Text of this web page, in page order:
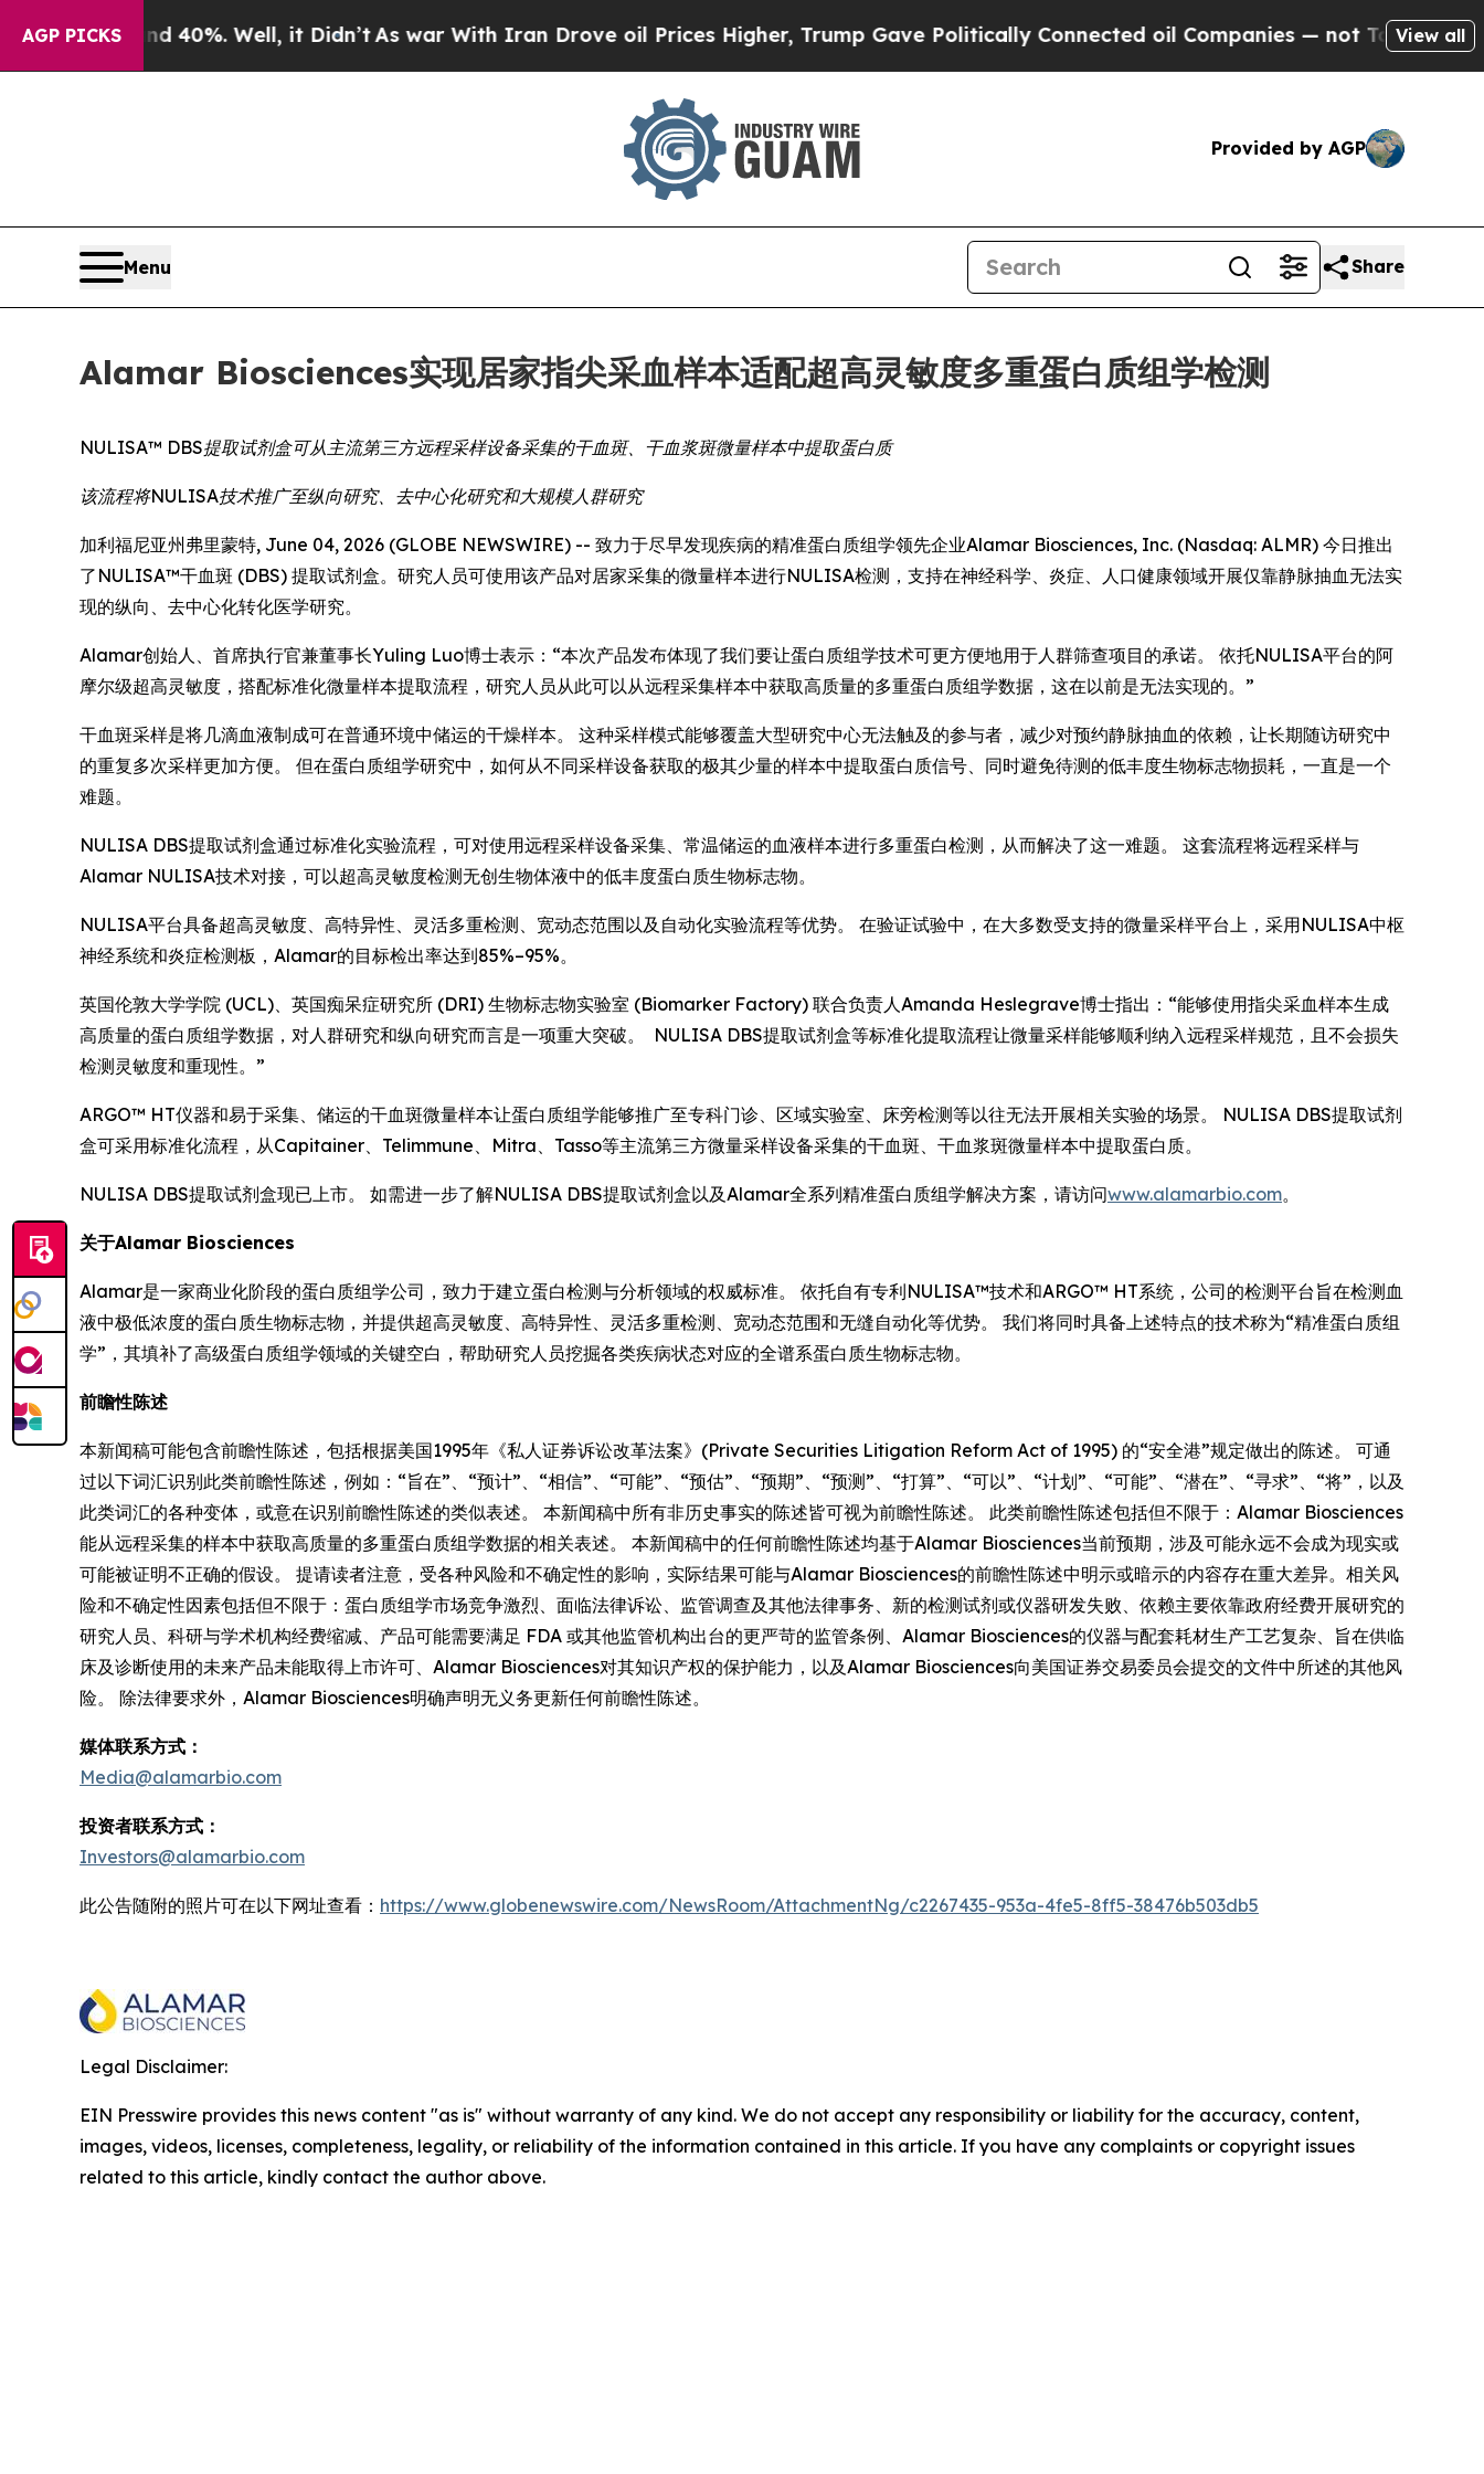
AGP PICKS40%. Well, it Didn’t As war With Iran Drove oil Prices Higher, Trump Gave Politically Connected oil Companies — not Taxpayers — the
View all
Provided by AGP
Menu Share
Alamar Biosciences实现居家指尖采血样本适配超高灵敏度多重蛋白质组学检测
NULISA™ DBS提取试剂盒可从主流第三方远程采样设备采集的干血斑、干血浆斑微量样本中提取蛋白质
该流程将NULISA技术推广至纵向研究、去中心化研究和大规模人群研究
加利福尼亚州弗里蒙特, June 04, 2026 (GLOBE NEWSWIRE) -- 致力于尽早发现疾病的精准蛋白质组学领先企业Alamar Biosciences, Inc. (Nasdaq: ALMR) 今日推出
了NULISA™干血斑 (DBS) 提取试剂盒。研究人员可使用该产品对居家采集的微量样本进行NULISA检测，支持在神经科学、炎症、人口健康领域开展仅靠静脉抽血无法实
现的纵向、去中心化转化医学研究。
Alamar创始人、首席执行官兼董事长Yuling Luo博士表示：“本次产品发布体现了我们要让蛋白质组学技术可更方便地用于人群筛查项目的承诺。 依托NULISA平台的阿
摩尔级超高灵敏度，搭配标准化微量样本提取流程，研究人员从此可以从远程采集样本中获取高质量的多重蛋白质组学数据，这在以前是无法实现的。”
干血斑采样是将几滴血液制成可在普通环境中储运的干燥样本。 这种采样模式能够覆盖大型研究中心无法触及的参与者，减少对预约静脉抽血的依赖，让长期随访研究中
的重复多次采样更加方便。 但在蛋白质组学研究中，如何从不同采样设备获取的极其少量的样本中提取蛋白质信号、同时避免待测的低丰度生物标志物损耗，一直是一个
难题。
NULISA DBS提取试剂盒通过标准化实验流程，可对使用远程采样设备采集、常温储运的血液样本进行多重蛋白检测，从而解决了这一难题。 这套流程将远程采样与
Alamar NULISA技术对接，可以超高灵敏度检测无创生物体液中的低丰度蛋白质生物标志物。
NULISA平台具备超高灵敏度、高特异性、灵活多重检测、宽动态范围以及自动化实验流程等优势。 在验证试验中，在大多数受支持的微量采样平台上，采用NULISA中枢
神经系统和炎症检测板，Alamar的目标检出率达到85%–95%。
英国伦敦大学学院 (UCL)、英国痴呆症研究所 (DRI) 生物标志物实验室 (Biomarker Factory) 联合负责人Amanda Heslegrave博士指出：“能够使用指尖采血样本生成
高质量的蛋白质组学数据，对人群研究和纵向研究而言是一项重大突破。 NULISA DBS提取试剂盒等标准化提取流程让微量采样能够顺利纳入远程采样规范，且不会损失
检测灵敏度和重现性。”
ARGO™ HT仪器和易于采集、储运的干血斑微量样本让蛋白质组学能够推广至专科门诊、区域实验室、床旁检测等以往无法开展相关实验的场景。 NULISA DBS提取试剂
盒可采用标准化流程，从Capitainer、Telimmune、Mitra、Tasso等主流第三方微量采样设备采集的干血斑、干血浆斑微量样本中提取蛋白质。
NULISA DBS提取试剂盒现已上市。 如需进一步了解NULISA DBS提取试剂盒以及Alamar全系列精准蛋白质组学解决方案，请访问www.alamarbio.com。
关于Alamar Biosciences
Alamar是一家商业化阶段的蛋白质组学公司，致力于建立蛋白检测与分析领域的权威标准。 依托自有专利NULISA™技术和ARGO™ HT系统，公司的检测平台旨在检测血
液中极低浓度的蛋白质生物标志物，并提供超高灵敏度、高特异性、灵活多重检测、宽动态范围和无缝自动化等优势。 我们将同时具备上述特点的技术称为“精准蛋白质组
学”，其填补了高级蛋白质组学领域的关键空白，帮助研究人员挖掘各类疾病状态对应的全谱系蛋白质生物标志物。
前瞻性陈述
本新闻稿可能包含前瞻性陈述，包括根据美国1995年《私人证券诉讼改革法案》(Private Securities Litigation Reform Act of 1995) 的“安全港”规定做出的陈述。 可通
过以下词汇识别此类前瞻性陈述，例如：“旨在”、“预计”、“相信”、“可能”、“预估”、“预期”、“预测”、“打算”、“可以”、“计划”、“可能”、“潜在”、“寻求”、“将”，以及
此类词汇的各种变体，或意在识别前瞻性陈述的类似表述。 本新闻稿中所有非历史事实的陈述皆可视为前瞻性陈述。 此类前瞻性陈述包括但不限于：Alamar Biosciences
能从远程采集的样本中获取高质量的多重蛋白质组学数据的相关表述。 本新闻稿中的任何前瞻性陈述均基于Alamar Biosciences当前预期，涉及可能永远不会成为现实或
可能被证明不正确的假设。 提请读者注意，受各种风险和不确定性的影响，实际结果可能与Alamar Biosciences的前瞻性陈述中明示或暗示的内容存在重大差异。相关风
险和不确定性因素包括但不限于：蛋白质组学市场竞争激烈、面临法律诉讼、监管调查及其他法律事务、新的检测试剂或仪器研发失败、依赖主要依靠政府经费开展研究的
研究人员、科研与学术机构经费缩减、产品可能需要满足 FDA 或其他监管机构出台的更严苛的监管条例、Alamar Biosciences的仪器与配套耗材生产工艺复杂、旨在供临
床及诊断使用的未来产品未能取得上市许可、Alamar Biosciences对其知识产权的保护能力，以及Alamar Biosciences向美国证券交易委员会提交的文件中所述的其他风
险。 除法律要求外，Alamar Biosciences明确声明无义务更新任何前瞻性陈述。
媒体联系方式：
Media@alamarbio.com
投资者联系方式：
Investors@alamarbio.com
此公告随附的照片可在以下网址查看： https://www.globenewswire.com/NewsRoom/AttachmentNg/c2267435-953a-4fe5-8ff5-38476b503db5
Legal Disclaimer:
EIN Presswire provides this news content "as is" without warranty of any kind. We do not accept any responsibility or liability for the accuracy, content,
images, videos, licenses, completeness, legality, or reliability of the information contained in this article. If you have any complaints or copyright issues
related to this article, kindly contact the author above.